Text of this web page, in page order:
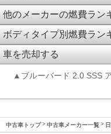
他のメーカーの燃費ラン
ボディタイプ別燃費ラン
車を売却する
▲ブルーバード 2.0 SSS
中古車トップ 中古車メーカー一覧